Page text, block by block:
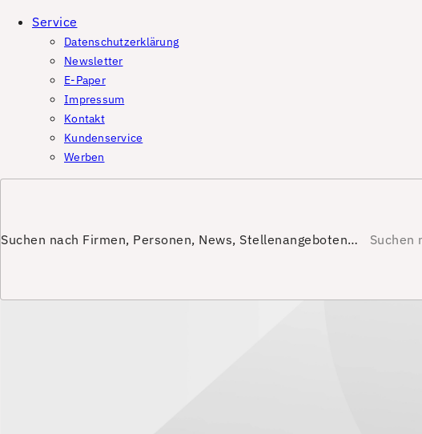
Service
Datenschutzerklärung
Newsletter
E-Paper
Impressum
Kontakt
Kundenservice
Werben
Suchen nach Firmen, Personen, News, Stellenangeboten…